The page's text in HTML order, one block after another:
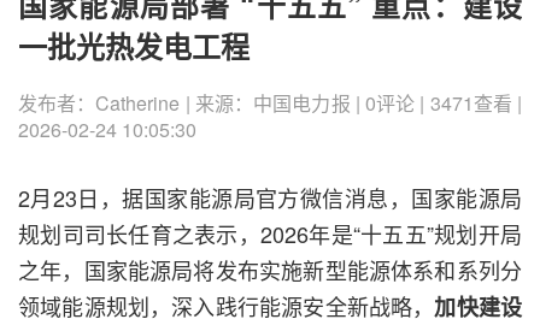
一批光热发电工程
发布者：Catherine | 来源：中国电力报 | 0评论 | 3471查看 |
2026-02-24 10:05:30
2月23日，据国家能源局官方微信消息，国家能源局
规划司司长任育之表示，2026年是“十五五”规划开局
之年，国家能源局将发布实施新型能源体系和系列分
领域能源规划，深入践行能源安全新战略，加快建设